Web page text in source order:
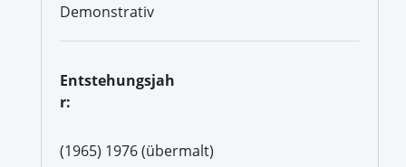
Demonstrativ
Entstehungsjah
r:
(1965) 1976 (übermalt)